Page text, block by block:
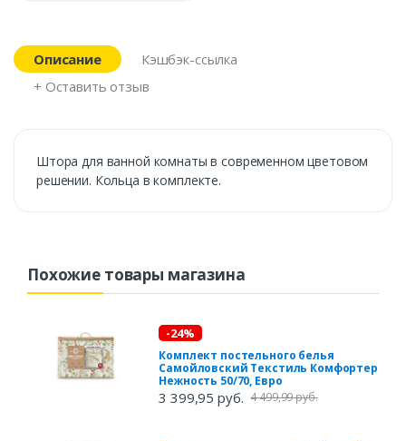
Описание
Кэшбэк-ссылка
+ Оставить отзыв
Штора для ванной комнаты в современном цветовом
решении. Кольца в комплекте.
Похожие товары магазина
-24%
Комплект постельного белья
Самойловский Текстиль Комфортер
Нежность 50/70, Евро
3 399,95 руб. 4 499,99 руб.